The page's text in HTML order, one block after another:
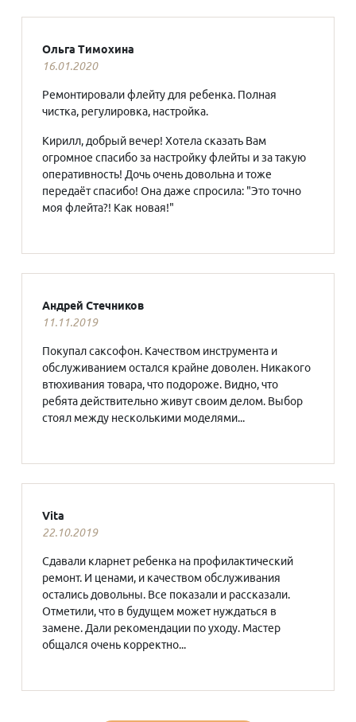
Ольга Тимохина
16.01.2020
Ремонтировали флейту для ребенка. Полная
чистка, регулировка, настройка.
Кирилл, добрый вечер! Хотела сказать Вам
огромное спасибо за настройку флейты и за такую
оперативность! Дочь очень довольна и тоже
передаёт спасибо! Она даже спросила: "Это точно
моя флейта?! Как новая!"
Андрей Стечников
11.11.2019
Покупал саксофон. Качеством инструмента и
обслуживанием остался крайне доволен. Никакого
втюхивания товара, что подороже. Видно, что
ребята действительно живут своим делом. Выбор
стоял между несколькими моделями...
Vita
22.10.2019
Сдавали кларнет ребенка на профилактический
ремонт. И ценами, и качеством обслуживания
остались довольны. Все показали и рассказали.
Отметили, что в будущем может нуждаться в
замене. Дали рекомендации по уходу. Мастер
общался очень корректно...